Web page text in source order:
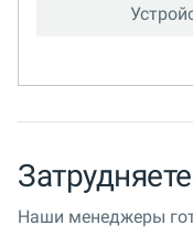
Наши менеджеры